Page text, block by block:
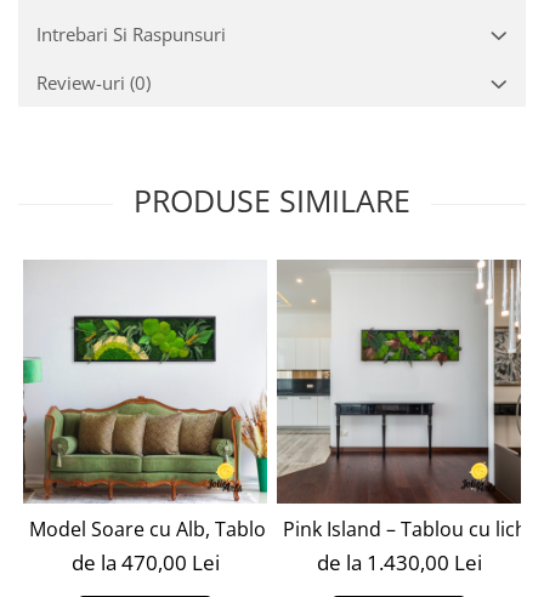
Intrebari Si Raspunsuri
Review-uri (0)
PRODUSE SIMILARE
Model Soare cu Alb, Tablou Licheni, Muschi Plati /
de la 470,00 Lei
Pink Island – Tablou cu
de la 1.430,00 Lei